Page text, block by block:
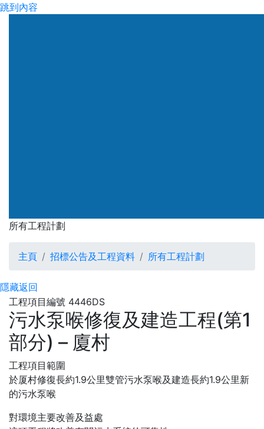
跳到內容
所有工程計劃
主頁 招標公告及工程資料 所有工程計劃
隱藏返回
工程項目編號 4446DS
污水泵喉修復及建造工程(第1
部分) – 廈村
工程項目範圍
於厦村修復長約1.9公里雙管污水泵喉及建造長約1.9公里新
的污水泵喉
對環境主要改善及益處